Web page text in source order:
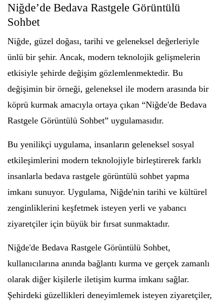
Niğde’de Bedava Rastgele Görüntülü
Sohbet
Niğde, güzel doğası, tarihi ve geleneksel değerleriyle
ünlü bir şehir. Ancak, modern teknolojik gelişmelerin
etkisiyle şehirde değişim gözlemlenmektedir. Bu
değişimin bir örneği, geleneksel ile modern arasında bir
köprü kurmak amacıyla ortaya çıkan “Niğde'de Bedava
Rastgele Görüntülü Sohbet” uygulamasıdır.
Bu yenilikçi uygulama, insanların geleneksel sosyal
etkileşimlerini modern teknolojiyle birleştirerek farklı
insanlarla bedava rastgele görüntülü sohbet yapma
imkanı sunuyor. Uygulama, Niğde'nin tarihi ve kültürel
zenginliklerini keşfetmek isteyen yerli ve yabancı
ziyaretçiler için büyük bir fırsat sunmaktadır.
Niğde'de Bedava Rastgele Görüntülü Sohbet,
kullanıcılarına anında bağlantı kurma ve gerçek zamanlı
olarak diğer kişilerle iletişim kurma imkanı sağlar.
Şehirdeki güzellikleri deneyimlemek isteyen ziyaretçiler,